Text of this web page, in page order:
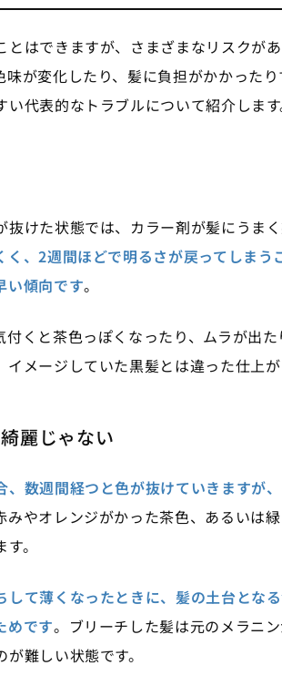
とはできますが、さまざまなリスクが
が変化したり、髪に負担がかかった
代表的なトラブルについて紹介します
けた状態では、カラー剤が髪にうま
く、2週間ほどで明るさが戻ってしまう
い傾向です。
くと茶色っぽくなったり、ムラが出
メージしていた黒髪とは違った仕上が
麗じゃない
、数週間経つと色が抜けていきますが
やオレンジがかった茶色、あるいは
。
して薄くなったときに、髪の土台とな
めです。ブリーチした髪は元のメラニ
難しい状態です。